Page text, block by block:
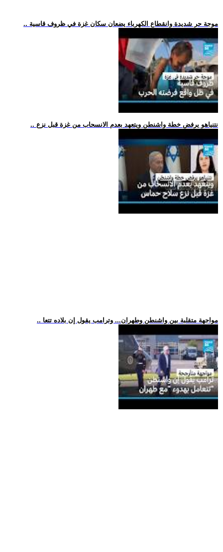
.. موجة حر شديدة وانقطاع الكهرباء يضعان سكان غزة في ظروف قاسية
.. نتنياهو يرفض خطة واشنطن ويتعهد بعدم الانسحاب من غزة قبل نزع
.. مواجهة متقلبة بين واشنطن وطهران... وترامب يقول إن بلاده تتعا